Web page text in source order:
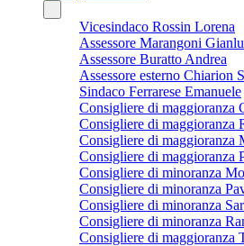
Vicesindaco Rossin Lorena
Assessore Marangoni
Assessore Buratto Andrea
Assessore esterno Chiarion
Sindaco Ferrarese Emanuele
Consigliere di maggioranza
Consigliere di maggioranza
Consigliere di maggioranza
Consigliere di maggioranza
Consigliere di minoranza
Consigliere di minoranza
Consigliere di minoranza
Consigliere di minoranza
Consigliere di maggioranza